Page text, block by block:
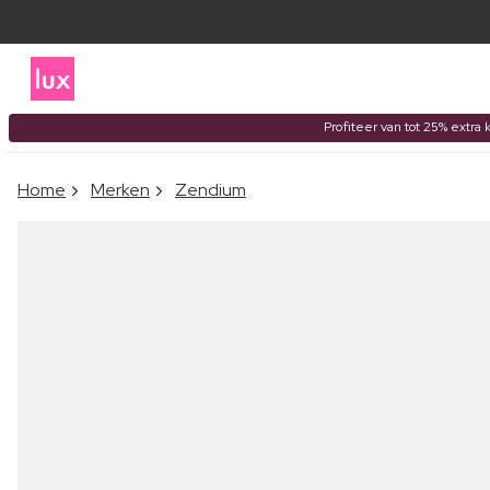
Profiteer van tot 25% extra
Home Merken Zendium